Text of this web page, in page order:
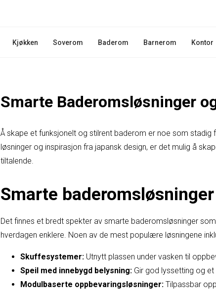
Kjøkken Soverom Baderom Barnerom Kontor
Smarte Baderomsløsninger
Å skape et funksjonelt og stilrent baderom er noe som
løsninger og inspirasjon fra japansk design, er det mulig å
tiltalende.
Smarte baderomsløsninger
Det finnes et bredt spekter av smarte baderomsløsninger
hverdagen enklere. Noen av de mest populære løsningene
Skuffesystemer: Utnytt plassen under vasken til
Speil med innebygd belysning: Gir god lyssetting og
Modulbaserte oppbevaringsløsninger: Tilpassbar